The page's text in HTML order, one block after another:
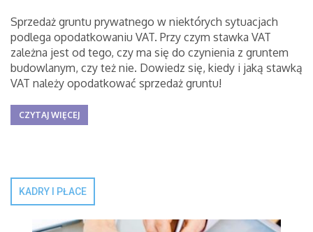
Sprzedaż gruntu prywatnego w niektórych sytuacjach
podlega opodatkowaniu VAT. Przy czym stawka VAT
zależna jest od tego, czy ma się do czynienia z gruntem
budowlanym, czy też nie. Dowiedz się, kiedy i jaką stawką
VAT należy opodatkować sprzedaż gruntu!
CZYTAJ WIĘCEJ
KADRY I PŁACE